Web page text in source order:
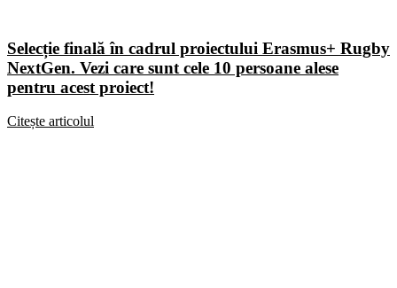
Selecție finală în cadrul proiectului Erasmus+ Rugby
NextGen. Vezi care sunt cele 10 persoane alese
pentru acest proiect!
Citește articolul